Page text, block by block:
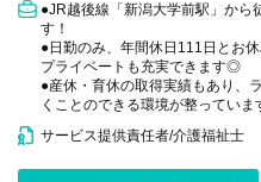
●JR越後線「新潟大学前駅」から
す！
●日勤のみ、年間休日111日とお
プライベートも充実できます◎
●産休・育休の取得実績もあり、
くことのできる環境が整っていま
サービス提供責任者/介護福祉士